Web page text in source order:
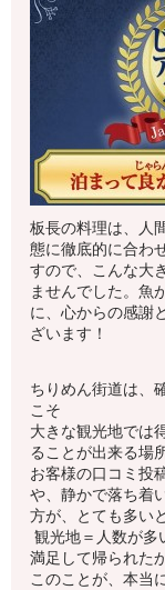
板長の料理は、人
態に徹底的に合わ
すので、こんな大
ませんでした。魚
に、心からの感謝
ざいます！
ちりめん街道は、
こそ
大きな観光地では
ることが出来る場
お客様の口コミ投
や、静かで落ち着
方が、とても多い
観光地＝人数が多
満足して帰られた
このことが、本当